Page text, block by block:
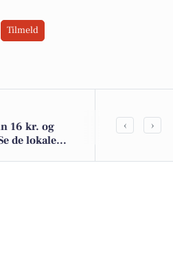
Tilmeld
16 kr. og
de lokale
Åbenråvej
‹ ›